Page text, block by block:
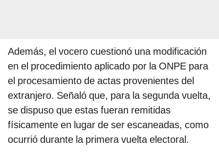
Además, el vocero cuestionó una modificación
en el procedimiento aplicado por la ONPE para
el procesamiento de actas provenientes del
extranjero. Señaló que, para la segunda vuelta,
se dispuso que estas fueran remitidas
físicamente en lugar de ser escaneadas, como
ocurrió durante la primera vuelta electoral.